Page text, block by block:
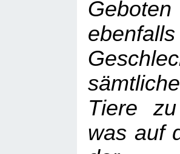
Tiere
was auf